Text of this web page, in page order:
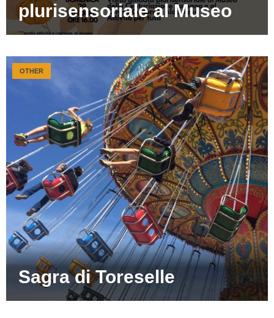
plurisensoriale al Museo
Sagra di Toreselle
OTHER